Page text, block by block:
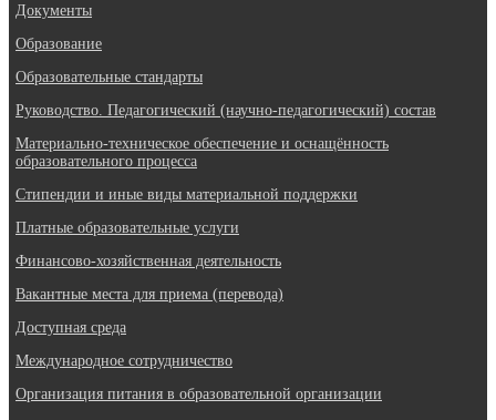
Документы
Образование
Образовательные стандарты
Руководство. Педагогический (научно-педагогический) состав
Материально-техническое обеспечение и оснащённость
образовательного процесса
Стипендии и иные виды материальной поддержки
Платные образовательные услуги
Финансово-хозяйственная деятельность
Вакантные места для приема (перевода)
Доступная среда
Международное сотрудничество
Организация питания в образовательной организации